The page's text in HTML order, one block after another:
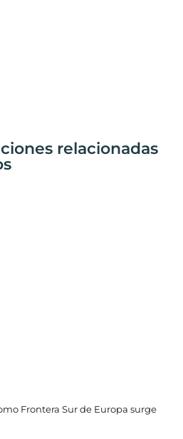
relacionadas
Frontera Sur de Europa surge